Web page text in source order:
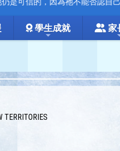
學生成就 家